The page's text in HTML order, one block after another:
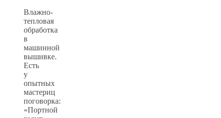
Влажно-
тепловая
обработка
в
машинной
вышивке.
Есть
у
опытных
мастериц
поговорка:
«Портной